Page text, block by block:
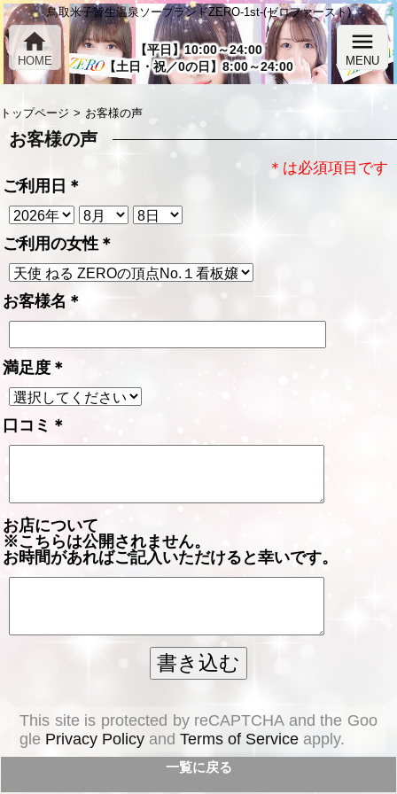
鳥取米子皆生温泉ソープランドZERO-1st-(ゼロファースト)
【平日】10:00～24:00
【土日・祝／0の日】8:00～24:00
home
HOME
menu
MENU
トップページ お客様の声
お客様の声
＊は必須項目です
ご利用日 ＊
ご利用の女性 ＊
お客様名 ＊
満足度 ＊
口コミ ＊
お店について
※こちらは公開されません。
お時間があればご記入いただけると幸いです。
This site is protected by reCAPTCHA and the Goo
gle Privacy Policy andTerms of Service apply.
一覧に戻る